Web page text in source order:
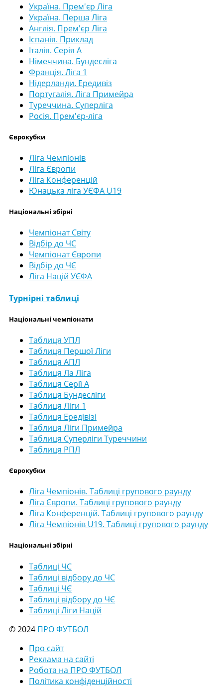
Україна. Прем'єр Ліга
Україна. Перша Ліга
Англія. Прем'єр Ліга
Іспанія. Приклад
Італія. Серія А
Німеччина. Бундесліга
Франція. Ліга 1
Нідерланди. Ередивіз
Португалія. Ліга Примейра
Туреччина. Суперліга
Росія. Прем'єр-ліга
Єврокубки
Ліга Чемпіонів
Ліга Європи
Ліга Конференцій
Юнацька ліга УЄФА U19
Національні збірні
Чемпіонат Світу
Відбір до ЧС
Чемпіонат Європи
Відбір до ЧЄ
Ліга Націй УЄФА
Турнірні таблиці
Національні чемпіонати
Таблиця УПЛ
Таблиця Першої Ліги
Таблиця АПЛ
Таблиця Ла Ліга
Таблиця Серії А
Таблиця Бундесліги
Таблиця Ліги 1
Таблиця Ередівізі
Таблиця Ліги Примейра
Таблиця Суперліги Туреччини
Таблиця РПЛ
Єврокубки
Ліга Чемпіонів. Таблиці групового раунду
Ліга Європи. Таблиці групового раунду
Ліга Конференцій. Таблиці групового раунду
Ліга Чемпіонів U19. Таблиці групового раунду
Національні збірні
Таблиці ЧС
Таблиці відбору до ЧС
Таблиці ЧЄ
Таблиці відбору до ЧЄ
Таблиці Ліги Націй
© 2024 ПРО ФУТБОЛ
Про сайт
Реклама на сайті
Робота на ПРО ФУТБОЛ
Політика конфіденційності